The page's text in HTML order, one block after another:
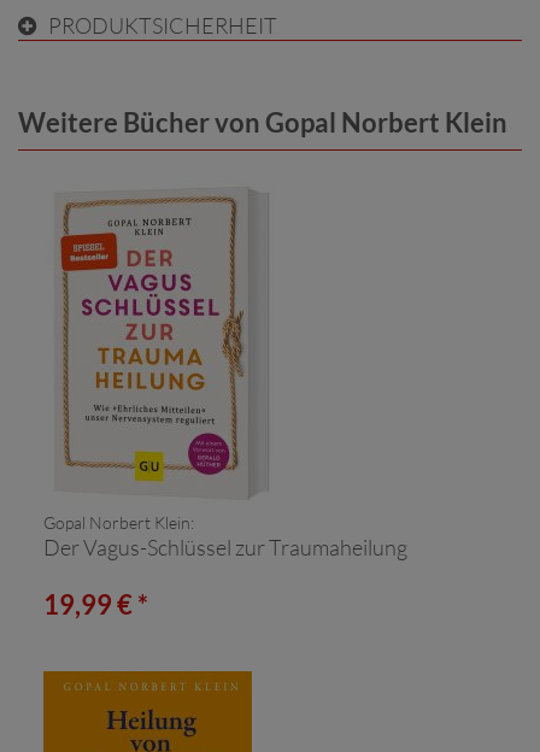
PRODUKTSICHERHEIT
Weitere Bücher von Gopal Norbert Klein
Gopal Norbert Klein:
Der Vagus-Schlüssel zur Traumaheilung
19,99 € *